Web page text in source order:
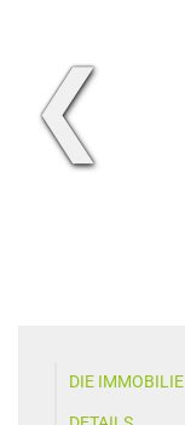
❮
DIE IMMOBILIE